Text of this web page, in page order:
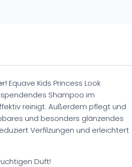
Equave Kids Princess Look
Shampoo im
reinigt. Außerdem pflegt und
und besonders glänzendes
Verfilzungen und erleichtert
Duft!